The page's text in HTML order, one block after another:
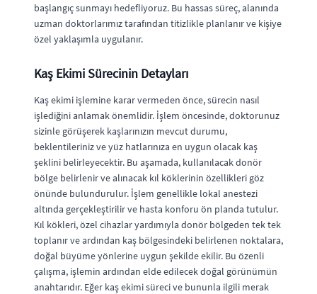
başlangıç sunmayı hedefliyoruz. Bu hassas süreç, alanında
uzman doktorlarımız tarafından titizlikle planlanır ve kişiye
özel yaklaşımla uygulanır.
Kaş Ekimi Sürecinin Detayları
Kaş ekimi işlemine karar vermeden önce, sürecin nasıl
işlediğini anlamak önemlidir. İşlem öncesinde, doktorunuz
sizinle görüşerek kaşlarınızın mevcut durumu,
beklentileriniz ve yüz hatlarınıza en uygun olacak kaş
şeklini belirleyecektir. Bu aşamada, kullanılacak donör
bölge belirlenir ve alınacak kıl köklerinin özellikleri göz
önünde bulundurulur. İşlem genellikle lokal anestezi
altında gerçekleştirilir ve hasta konforu ön planda tutulur.
Kıl kökleri, özel cihazlar yardımıyla donör bölgeden tek tek
toplanır ve ardından kaş bölgesindeki belirlenen noktalara,
doğal büyüme yönlerine uygun şekilde ekilir. Bu özenli
çalışma, işlemin ardından elde edilecek doğal görünümün
anahtarıdır. Eğer kaş ekimi süreci ve bununla ilgili merak